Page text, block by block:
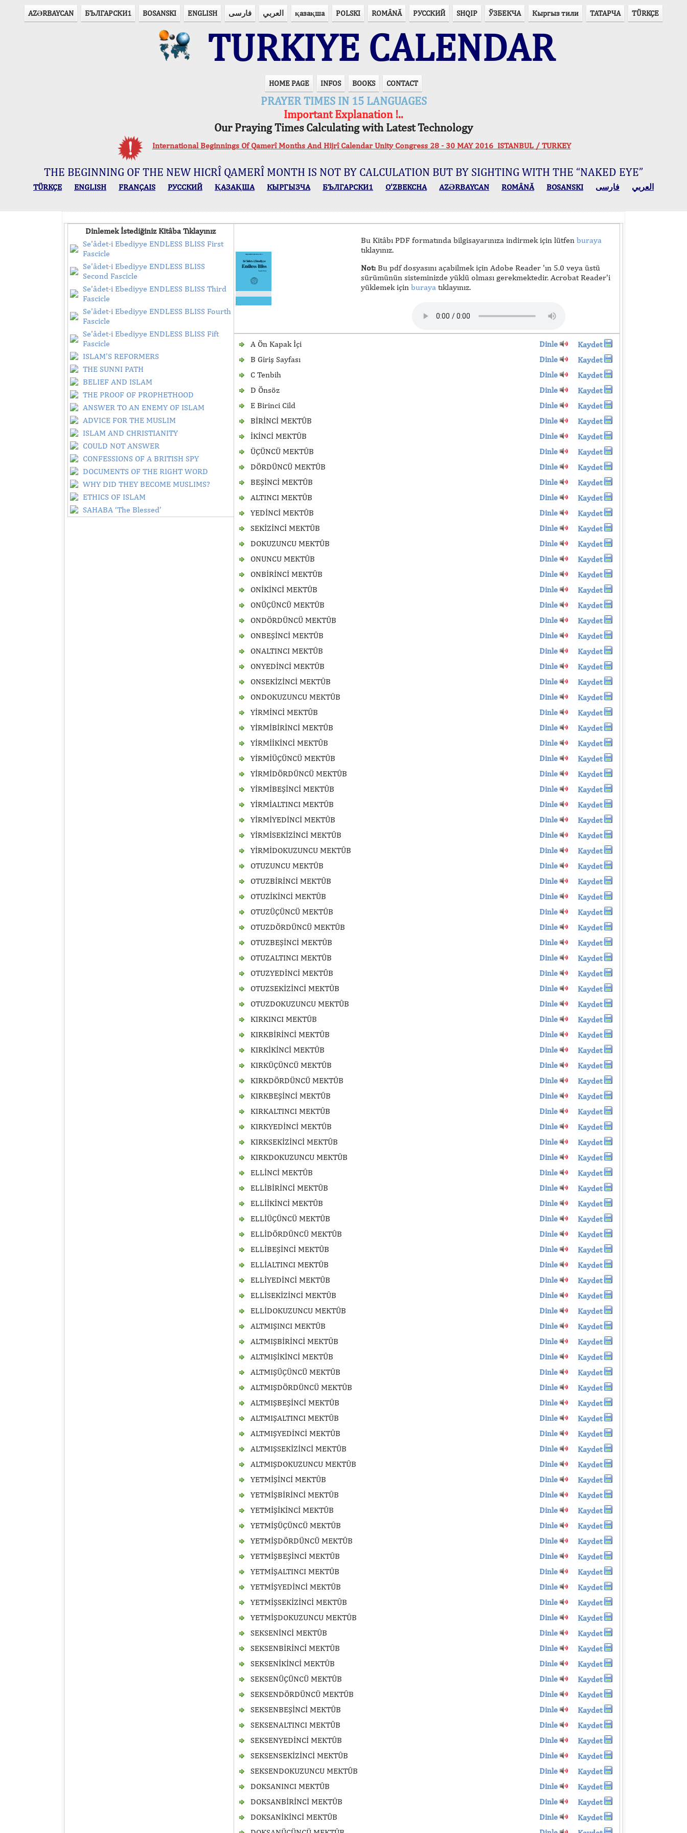
AZӘRBAYCAN БЪЛГАРСКИ1 BOSANSKI ENGLISH فارسی العربي қазақша POLSKI ROMÂNĂ РУССКИЙ SHQIP ЎЗБЕКЧА Кыргыз тили ТАТАРЧА TÜRKÇE
TURKIYE CALENDAR
HOME PAGE INFOS BOOKS CONTACT
PRAYER TIMES IN 15 LANGUAGES
Important Explanation !..
Our Praying Times Calculating with Latest Technology
International Beginnings Of Qamerî Months And Hijrî Calendar Unity Congress 28 - 30 MAY 2016 ISTANBUL / TURKEY
THE BEGINNING OF THE NEW HICRÎ QAMERÎ MONTH IS NOT BY CALCULATION BUT BY SIGHTING WITH THE “NAKED EYE”
TÜRKÇE ENGLISH FRANÇAIS РУССКИЙ ҚАЗАҚША КЫPГЫЗЧA БЪЛГАРСКИ1 O’ZBEKCHA AZӘRBAYCAN ROMÂNĂ BOSANSKI العربي فارسی
Dinlemek İstediğiniz Kitâba Tıklayınız
Se'âdet-i Ebediyye ENDLESS BLISS First
Fascicle
Se'âdet-i Ebediyye ENDLESS BLISS
Second Fascicle
Se'âdet-i Ebediyye ENDLESS BLISS Third
Fascicle
Se'âdet-i Ebediyye ENDLESS BLISS Fourth
Fascicle
Se'âdet-i Ebediyye ENDLESS BLISS Fift
Fascicle
ISLAM'S REFORMERS
THE SUNNI PATH
BELIEF AND ISLAM
THE PROOF OF PROPHETHOOD
ANSWER TO AN ENEMY OF ISLAM
ADVICE FOR THE MUSLIM
ISLAM AND CHRISTIANITY
COULD NOT ANSWER
CONFESSIONS OF A BRITISH SPY
DOCUMENTS OF THE RIGHT WORD
WHY DID THEY BECOME MUSLIMS?
ETHICS OF ISLAM
SAHABA ‘The Blessed’
Bu Kitâbı PDF formatında bilgisayarınıza indirmek için lütfen buraya
tıklayınız.
Not:Bu pdf dosyasını açabilmek için Adobe Reader 'ın 5.0 veya üstü
sürümünün sisteminizde yüklü olması gerekmektedir. Acrobat Reader'i
yüklemek için burayatıklayınız.
A Ön Kapak İçi Dinle
Kaydet
B Giriş Sayfası
Dinle
Kaydet
C Tenbih
Dinle
Kaydet
D Önsöz
Dinle
Kaydet
E Birinci Cild
Dinle
Kaydet
BİRİNCİ MEKTÛB
Dinle
Kaydet
İKİNCİ MEKTÛB
Dinle
Kaydet
ÜÇÜNCÜ MEKTÛB
Dinle
Kaydet
DÖRDÜNCÜ MEKTÛB
Dinle
Kaydet
BEŞİNCİ MEKTÛB
Dinle
Kaydet
ALTINCI MEKTÛB
Dinle
Kaydet
YEDİNCİ MEKTÛB
Dinle
Kaydet
SEKİZİNCİ MEKTÛB
Dinle
Kaydet
DOKUZUNCU MEKTÛB
Dinle
Kaydet
ONUNCU MEKTÛB
Dinle
Kaydet
ONBİRİNCİ MEKTÛB
Dinle
Kaydet
ONİKİNCİ MEKTÛB
Dinle
Kaydet
ONÜÇÜNCÜ MEKTÛB
Dinle
Kaydet
ONDÖRDÜNCÜ MEKTÛB
Dinle
Kaydet
ONBEŞİNCİ MEKTÛB
Dinle
Kaydet
ONALTINCI MEKTÛB
Dinle
Kaydet
ONYEDİNCİ MEKTÛB
Dinle
Kaydet
ONSEKİZİNCİ MEKTÛB
Dinle
Kaydet
ONDOKUZUNCU MEKTÛB
Dinle
Kaydet
YİRMİNCİ MEKTÛB
Dinle
Kaydet
YİRMİBİRİNCİ MEKTÛB
Dinle
Kaydet
YİRMİİKİNCİ MEKTÛB
Dinle
Kaydet
YİRMİÜÇÜNCÜ MEKTÛB
Dinle
Kaydet
YİRMİDÖRDÜNCÜ MEKTÛB
Dinle
Kaydet
YİRMİBEŞİNCİ MEKTÛB
Dinle
Kaydet
YİRMİALTINCI MEKTÛB
Dinle
Kaydet
YİRMİYEDİNCİ MEKTÛB
Dinle
Kaydet
YİRMİSEKİZİNCİ MEKTÛB
Dinle
Kaydet
YİRMİDOKUZUNCU MEKTÛB
Dinle
Kaydet
OTUZUNCU MEKTÛB
Dinle
Kaydet
OTUZBİRİNCİ MEKTÛB
Dinle
Kaydet
OTUZİKİNCİ MEKTÛB
Dinle
Kaydet
OTUZÜÇÜNCÜ MEKTÛB
Dinle
Kaydet
OTUZDÖRDÜNCÜ MEKTÛB
Dinle
Kaydet
OTUZBEŞİNCİ MEKTÛB
Dinle
Kaydet
OTUZALTINCI MEKTÛB
Dinle
Kaydet
OTUZYEDİNCİ MEKTÛB
Dinle
Kaydet
OTUZSEKİZİNCİ MEKTÛB
Dinle
Kaydet
OTUZDOKUZUNCU MEKTÛB
Dinle
Kaydet
KIRKINCI MEKTÛB
Dinle
Kaydet
KIRKBİRİNCİ MEKTÛB
Dinle
Kaydet
KIRKİKİNCİ MEKTÛB
Dinle
Kaydet
KIRKÜÇÜNCÜ MEKTÛB
Dinle
Kaydet
KIRKDÖRDÜNCÜ MEKTÛB
Dinle
Kaydet
KIRKBEŞİNCİ MEKTÛB
Dinle
Kaydet
KIRKALTINCI MEKTÛB
Dinle
Kaydet
KIRKYEDİNCİ MEKTÛB
Dinle
Kaydet
KIRKSEKİZİNCİ MEKTÛB
Dinle
Kaydet
KIRKDOKUZUNCU MEKTÛB
Dinle
Kaydet
ELLİNCİ MEKTÛB
Dinle
Kaydet
ELLİBİRİNCİ MEKTÛB
Dinle
Kaydet
ELLİİKİNCİ MEKTÛB
Dinle
Kaydet
ELLİÜÇÜNCÜ MEKTÛB
Dinle
Kaydet
ELLİDÖRDÜNCÜ MEKTÛB
Dinle
Kaydet
ELLİBEŞİNCİ MEKTÛB
Dinle
Kaydet
ELLİALTINCI MEKTÛB
Dinle
Kaydet
ELLİYEDİNCİ MEKTÛB
Dinle
Kaydet
ELLİSEKİZİNCİ MEKTÛB
Dinle
Kaydet
ELLİDOKUZUNCU MEKTÛB
Dinle
Kaydet
ALTMIŞINCI MEKTÛB
Dinle
Kaydet
ALTMIŞBİRİNCİ MEKTÛB
Dinle
Kaydet
ALTMIŞİKİNCİ MEKTÛB
Dinle
Kaydet
ALTMIŞÜÇÜNCÜ MEKTÛB
Dinle
Kaydet
ALTMIŞDÖRDÜNCÜ MEKTÛB
Dinle
Kaydet
ALTMIŞBEŞİNCİ MEKTÛB
Dinle
Kaydet
ALTMIŞALTINCI MEKTÛB
Dinle
Kaydet
ALTMIŞYEDİNCİ MEKTÛB
Dinle
Kaydet
ALTMIŞSEKİZİNCİ MEKTÛB
Dinle
Kaydet
ALTMIŞDOKUZUNCU MEKTÛB
Dinle
Kaydet
YETMİŞİNCİ MEKTÛB
Dinle
Kaydet
YETMİŞBİRİNCİ MEKTÛB
Dinle
Kaydet
YETMİŞİKİNCİ MEKTÛB
Dinle
Kaydet
YETMİŞÜÇÜNCÜ MEKTÛB
Dinle
Kaydet
YETMİŞDÖRDÜNCÜ MEKTÛB
Dinle
Kaydet
YETMİŞBEŞİNCİ MEKTÛB
Dinle
Kaydet
YETMİŞALTINCI MEKTÛB
Dinle
Kaydet
YETMİŞYEDİNCİ MEKTÛB
Dinle
Kaydet
YETMİŞSEKİZİNCİ MEKTÛB
Dinle
Kaydet
YETMİŞDOKUZUNCU MEKTÛB
Dinle
Kaydet
SEKSENİNCİ MEKTÛB
Dinle
Kaydet
SEKSENBİRİNCİ MEKTÛB
Dinle
Kaydet
SEKSENİKİNCİ MEKTÛB
Dinle
Kaydet
SEKSENÜÇÜNCÜ MEKTÛB
Dinle
Kaydet
SEKSENDÖRDÜNCÜ MEKTÛB
Dinle
Kaydet
SEKSENBEŞİNCİ MEKTÛB
Dinle
Kaydet
SEKSENALTINCI MEKTÛB
Dinle
Kaydet
SEKSENYEDİNCİ MEKTÛB
Dinle
Kaydet
SEKSENSEKİZİNCİ MEKTÛB
Dinle
Kaydet
SEKSENDOKUZUNCU MEKTÛB
Dinle
Kaydet
DOKSANINCI MEKTÛB
Dinle
Kaydet
DOKSANBİRİNCİ MEKTÛB
Dinle
Kaydet
DOKSANİKİNCİ MEKTÛB
Dinle
Kaydet